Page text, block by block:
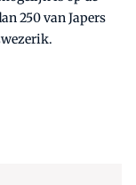
250 van Japers